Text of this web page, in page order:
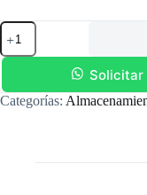
SSD
HIKVISION
M.2
512GB
E3000
Solicitar
Categorías: